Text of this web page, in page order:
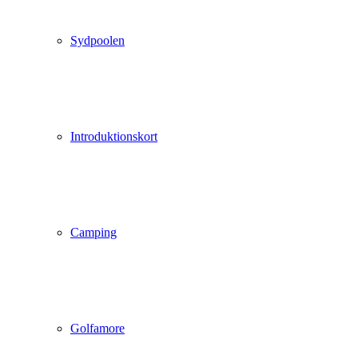
Sydpoolen
Introduktionskort
Camping
Golfamore